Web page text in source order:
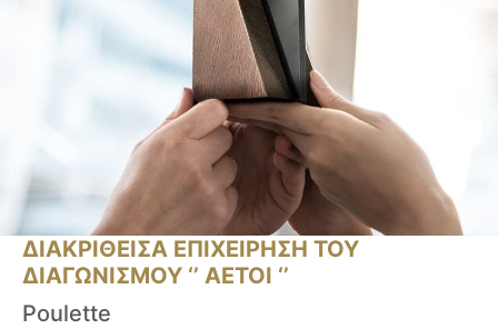
ΔΙΑΚΡΙΘΕΙΣΑ ΕΠΙΧΕΙΡΗΣΗ ΤΟΥ
ΔΙΑΓΩΝΙΣΜΟΥ ‘’ ΑΕΤΟΙ ‘’
Poulette